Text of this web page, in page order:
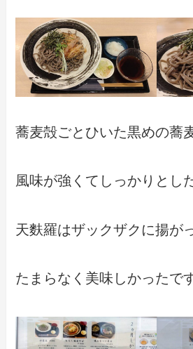
蕎麦殻ごとひいた黒めの蕎
風味が強くてしっかりとし
天麩羅はザックザクに揚が
たまらなく美味しかったで